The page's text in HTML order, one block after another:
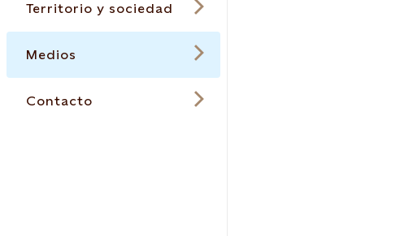
Territorio y sociedad
Medios
Contacto